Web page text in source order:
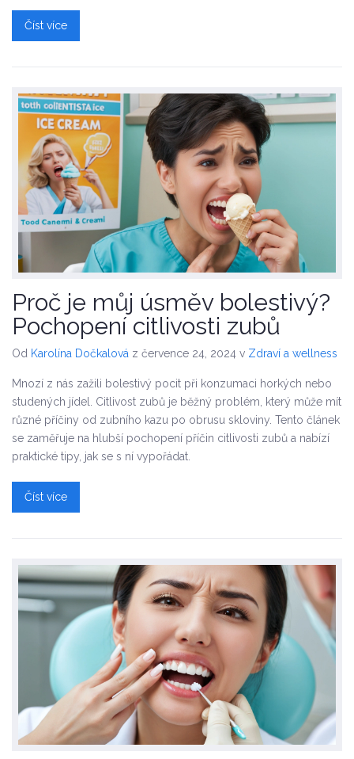
Číst více
Proč je můj úsměv bolestivý?
Pochopení citlivosti zubů
Od Karolína Dočkalová z července 24, 2024 v Zdraví a wellness
Mnozí z nás zažili bolestivý pocit při konzumaci horkých nebo
studených jídel. Citlivost zubů je běžný problém, který může mít
různé příčiny od zubního kazu po obrusu skloviny. Tento článek
se zaměřuje na hlubší pochopení příčin citlivosti zubů a nabízí
praktické tipy, jak se s ní vypořádat.
Číst více